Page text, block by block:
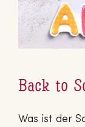
Back to
Was ist der